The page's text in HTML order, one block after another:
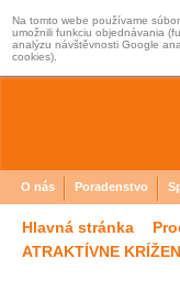
Na tomto webe používame
umožnili funkciu objednávania
analýzu návštěvnosti Google
cookies).
O nás Poradenstvo
Hlavná stránka
ATRAKTÍVNE